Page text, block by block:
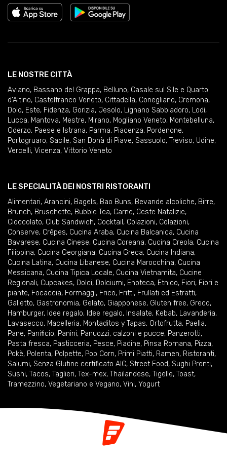
LE NOSTRE CITTÀ
Aviano, Bassano del Grappa, Belluno, Casale sul Sile e Quarto
d'Altino, Castelfranco Veneto, Cittadella, Conegliano, Cremona,
Dolo, Este, Fidenza, Gorizia, Jesolo, Lignano Sabbiadoro, Lodi,
Lucca, Mantova, Mestre, Mirano, Mogliano Veneto, Montebelluna,
Oderzo, Paese e Istrana, Parma, Piacenza, Pordenone,
Portogruaro, Sacile, San Donà di Piave, Sassuolo, Treviso, Udine,
Vercelli, Vicenza, Vittorio Veneto
LE SPECIALITÀ DEI NOSTRI RISTORANTI
Alimentari, Arancini, Bagels, Bao Buns, Bevande alcoliche, Birre,
Brunch, Bruschette, Bubble Tea, Carne, Ceste Natalizie,
Cioccolato, Club Sandwich, Cocktail , Colazioni, Colazioni,
Conserve, Crêpes, Cucina Araba, Cucina Balcanica, Cucina
Bavarese, Cucina Cinese, Cucina Coreana, Cucina Creola, Cucina
Filippina, Cucina Georgiana, Cucina Greca, Cucina Indiana,
Cucina Latina, Cucina Libanese, Cucina Marocchina, Cucina
Messicana, Cucina Tipica Locale, Cucina Vietnamita, Cucine
Regionali, Cupcakes, Dolci, Dolciumi, Enoteca, Etnico, Fiori, Fiori e
piante, Focaccia, Formaggi, Frico, Fritti, Frullati ed Estratti,
Galletto, Gastronomia, Gelato, Giapponese, Gluten free, Greco,
Hamburger, Idee regalo, Idee regalo, Insalate, Kebab, Lavanderia,
Lavasecco, Macelleria, Montaditos y Tapas, Ortofrutta, Paella,
Pane, Panificio, Panini, Panuozzi, calzoni e pucce, Panzerotti,
Pasta fresca, Pasticceria, Pesce, Piadine, Pinsa Romana, Pizza,
Pokè, Polenta, Polpette, Pop Corn, Primi Piatti, Ramen, Ristoranti,
Salumi, Senza Glutine certificato AIC, Street Food, Sughi Pronti,
Sushi, Tacos, Taglieri, Tex-mex, Thailandese, Tigelle, Toast,
Tramezzino, Vegetariano e Vegano, Vini, Yogurt